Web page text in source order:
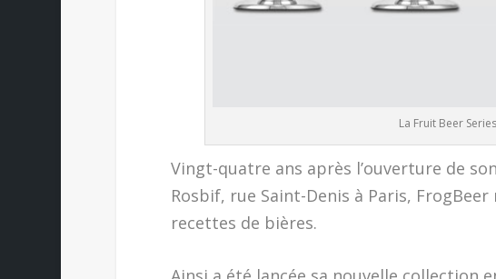
La Fruit Beer
Vingt-quatre ans après l’ouverture de
Rosbif, rue Saint-Denis à Paris,
recettes de bières.